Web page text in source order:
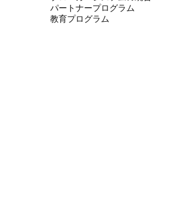
パートナープログラム
教育プログラム